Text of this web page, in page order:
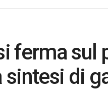
ferma sul
sintesi di